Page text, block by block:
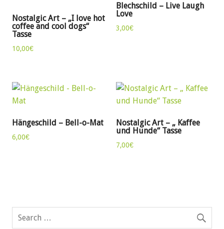
Nostalgic Art – „I love hot
coffee and cool dogs“
Tasse
10,00€
Blechschild – Live Laugh
Love
3,00€
Hängeschild – Bell-o-Mat
6,00€
Nostalgic Art – „ Kaffee
und Hunde“ Tasse
7,00€